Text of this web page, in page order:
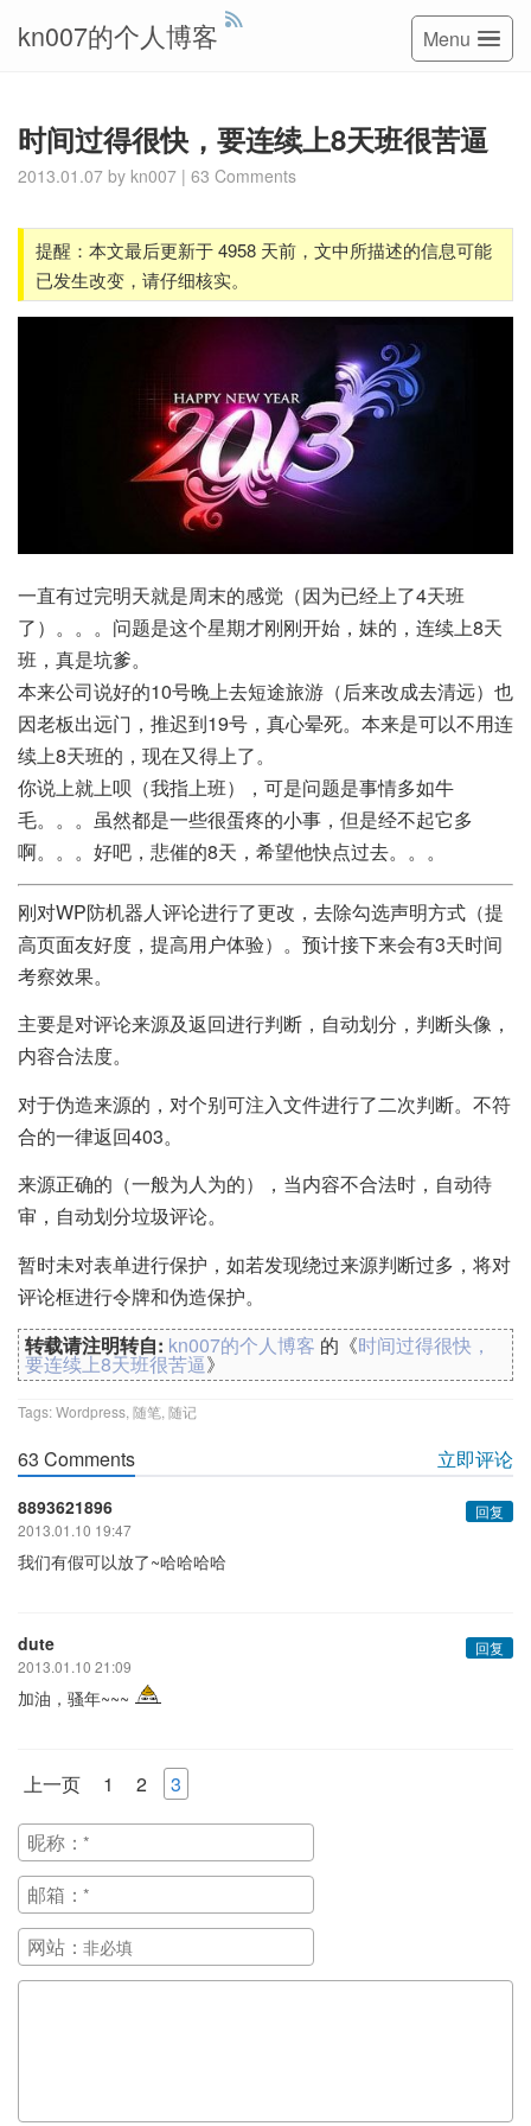
kn007的个人博客 Menu
时间过得很快，要连续上8天班很苦逼
2013.01.07 by kn007 | 63 Comments
提醒：本文最后更新于 4958 天前，文中所描述的信息可能
已发生改变，请仔细核实。
一直有过完明天就是周末的感觉（因为已经上了4天班
了）。。。问题是这个星期才刚刚开始，妹的，连续上8天
班，真是坑爹。
本来公司说好的10号晚上去短途旅游（后来改成去清远）也
因老板出远门，推迟到19号，真心晕死。本来是可以不用连
续上8天班的，现在又得上了。
你说上就上呗（我指上班），可是问题是事情多如牛
毛。。。虽然都是一些很蛋疼的小事，但是经不起它多
啊。。。好吧，悲催的8天，希望他快点过去。。。
刚对WP防机器人评论进行了更改，去除勾选声明方式（提
高页面友好度，提高用户体验）。预计接下来会有3天时间
考察效果。
主要是对评论来源及返回进行判断，自动划分，判断头像，
内容合法度。
对于伪造来源的，对个别可注入文件进行了二次判断。不符
合的一律返回403。
来源正确的（一般为人为的），当内容不合法时，自动待
审，自动划分垃圾评论。
暂时未对表单进行保护，如若发现绕过来源判断过多，将对
评论框进行令牌和伪造保护。
转载请注明转自: kn007的个人博客 的《时间过得很快，
要连续上8天班很苦逼》
Tags:Wordpress 随笔 随记
63 Comments 立即评论
8893621896
回复
2013.01.10 19:47
我们有假可以放了~哈哈哈哈
dute
回复
2013.01.10 21:09
加油，骚年~~~
上一页 1 2 3
昵称：
邮箱：
网站：